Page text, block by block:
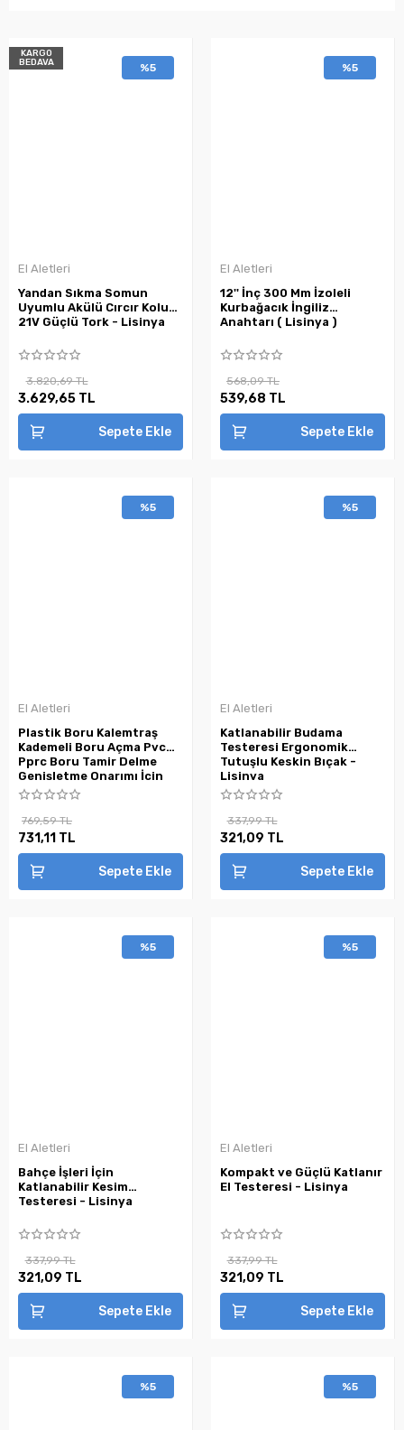
KARGO
BEDAVA
%5
El Aletleri
Yandan Sıkma Somun
Uyumlu Akülü Cırcır Kolu
21V Güçlü Tork - Lisinya
3.820,69 TL
3.629,65 TL
Sepete Ekle
%5
El Aletleri
12'' İnç 300 Mm İzoleli
Kurbağacık İngiliz
Anahtarı ( Lisinya )
568,09 TL
539,68 TL
Sepete Ekle
%5
El Aletleri
Plastik Boru Kalemtraş
Kademeli Boru Açma Pvc
Pprc Boru Tamir Delme
Genişletme Onarımı İçin
3lü Havşa Seti ( Lisinya )
769,59 TL
731,11 TL
Sepete Ekle
%5
El Aletleri
Katlanabilir Budama
Testeresi Ergonomik
Tutuşlu Keskin Bıçak -
Lisinya
337,99 TL
321,09 TL
Sepete Ekle
%5
El Aletleri
Bahçe İşleri İçin
Katlanabilir Kesim
Testeresi - Lisinya
337,99 TL
321,09 TL
Sepete Ekle
%5
El Aletleri
Kompakt ve Güçlü Katlanır
El Testeresi - Lisinya
337,99 TL
321,09 TL
Sepete Ekle
%5 %5